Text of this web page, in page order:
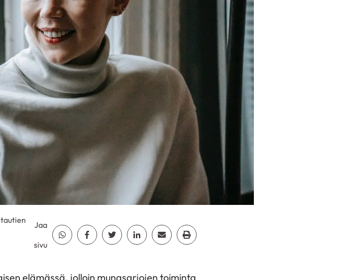
Jaa
sivu
Jaa Whatsapp
Jaa Facebook
Jaa TwitterJaa LinkedinJaa EmailJaa Print
elämässä, jolloin munasarjojen toiminta